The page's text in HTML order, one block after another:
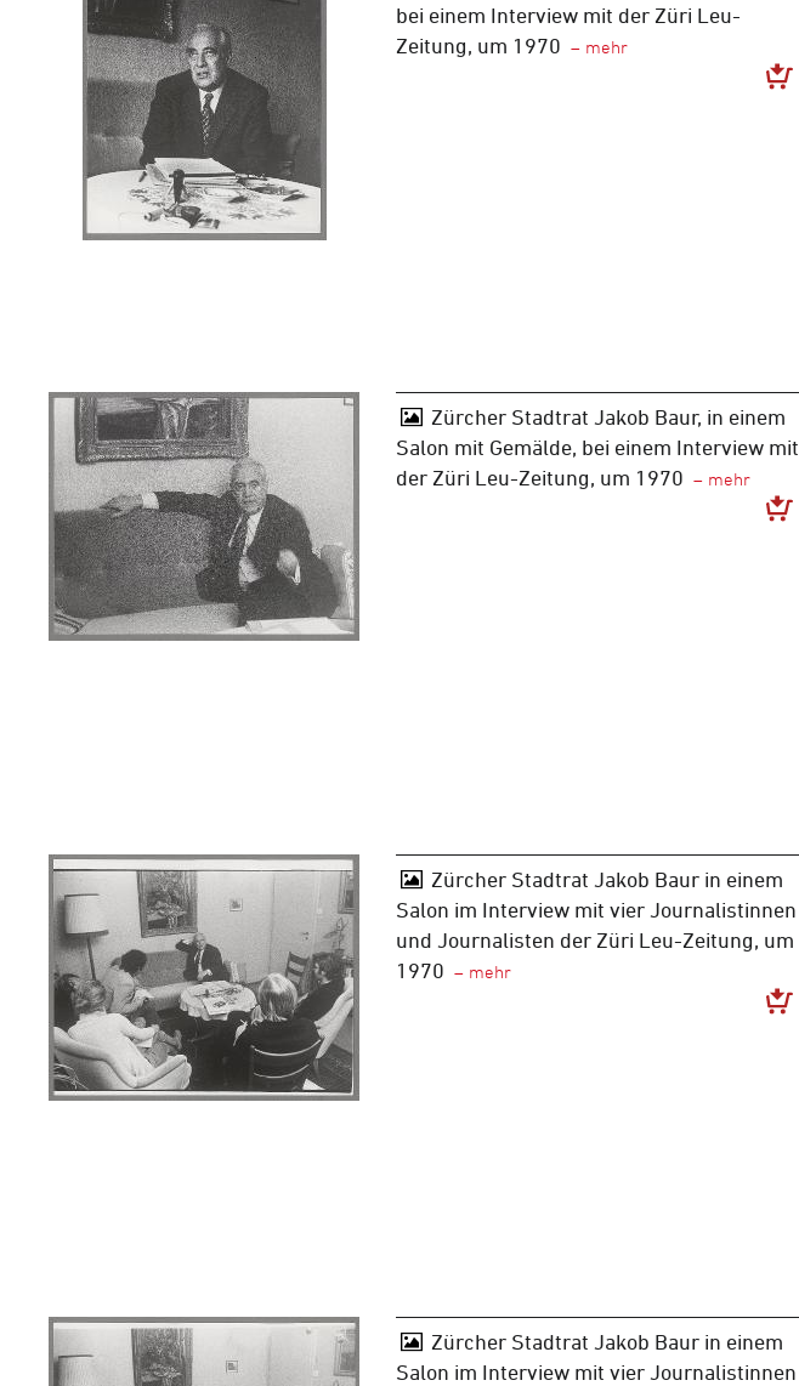
bei einem Interview mit der Züri Leu-
Zeitung, um 1970
Zürcher Stadtrat Jakob Baur, in einem
Salon mit Gemälde, bei einem Interview mit
der Züri Leu-Zeitung, um 1970
Zürcher Stadtrat Jakob Baur in einem
Salon im Interview mit vier Journalistinnen
und Journalisten der Züri Leu-Zeitung, um
1970
Zürcher Stadtrat Jakob Baur in einem
Salon im Interview mit vier Journalistinnen